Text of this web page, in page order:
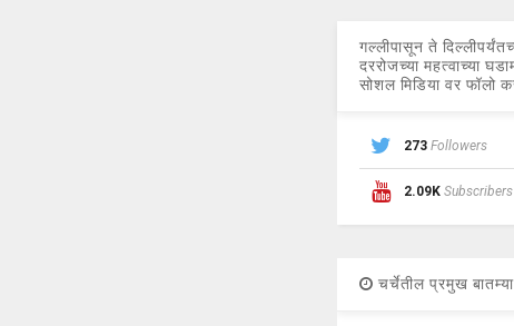
गल्लीपासून ते
दररोजच्या महत्वाच्या
सोशल मिडिया वर फॉलो
273 Followers
2.09K Subscribers
चर्चेतील प्रमुख बातम्या